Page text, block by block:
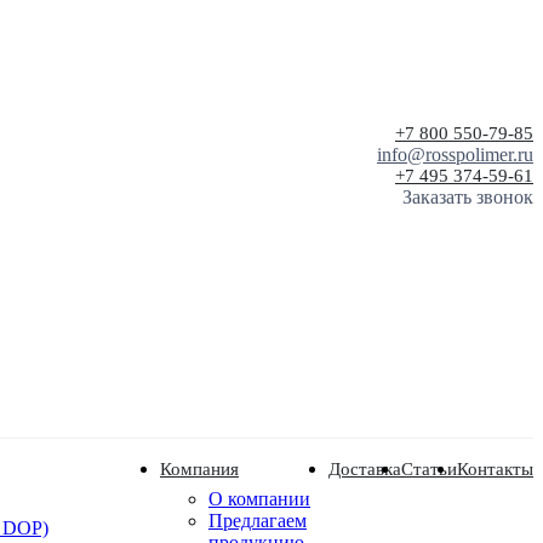
+7 800 550-79-85
info@rosspolimer.ru
+7 495 374-59-61
Заказать звонок
Компания
О компании
Предлагаем
ДоставкаСтатьиКонтакты